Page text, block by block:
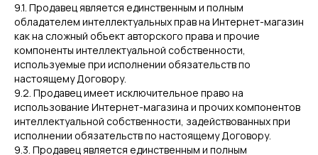
9.1. Продавец является единственным и полным
обладателем интеллектуальных прав на Интернет-магазин
как на сложный объект авторского права и прочие
компоненты интеллектуальной собственности,
используемые при исполнении обязательств по
настоящему Договору.
9.2. Продавец имеет исключительное право на
использование Интернет-магазина и прочих компонентов
интеллектуальной собственности, задействованных при
исполнении обязательств по настоящему Договору.
9.3. Продавец является единственным и полным